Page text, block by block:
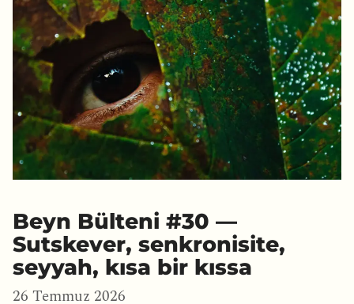
Beyn Bülteni #30 —
Sutskever, senkronisite,
seyyah, kısa bir kıssa
26 Temmuz 2026